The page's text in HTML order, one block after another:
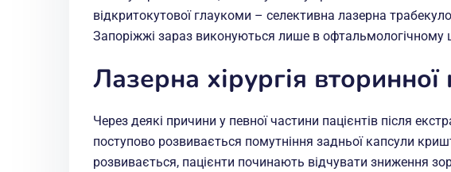
відкритокутової глаукоми – селективна лазерна
Запоріжжі зараз виконуються лише в офтальмологічному
Лазерна хірургія вторинної
Через деякі причини у певної частини пацієнтів після
поступово розвивається помутніння задньої капсули
розвивається, пацієнти починають відчувати зниження